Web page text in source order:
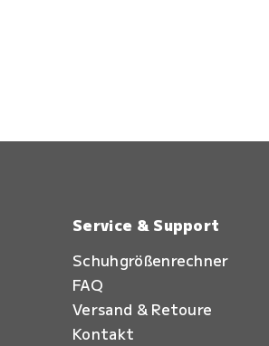
Service & Support
Schuhgrößenrechner
FAQ
Versand & Retoure
Kontakt